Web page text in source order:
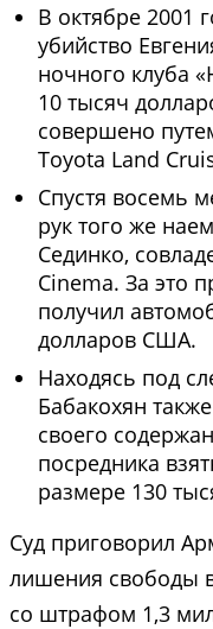
В октябре 2001
убийство
ночного клуба
10 тысяч
совершено
Toyota Land
Спустя восемь
рук того же
Сединко,
Cinema. За это
получил
долларов США.
Находясь под
Бабакохян
своего
посредника
размере 130
Суд приговорил
лишения свободы
со штрафом 1,3